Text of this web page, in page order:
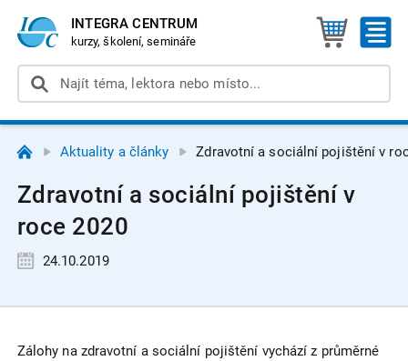
INTEGRA CENTRUM
kurzy, školení, semináře
Aktuality a články Zdravotní a sociální pojištění v
Zdravotní a sociální pojištění v
roce 2020
24.10.2019
Zálohy na zdravotní a sociální pojištění vychází z průměrné